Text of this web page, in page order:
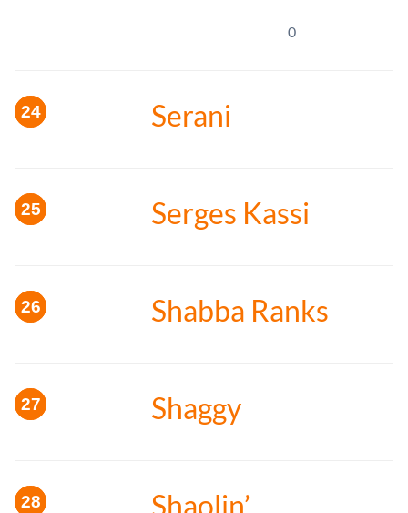
0
Serani
Serges Kassi
Shabba Ranks
Shaggy
Shaolin’